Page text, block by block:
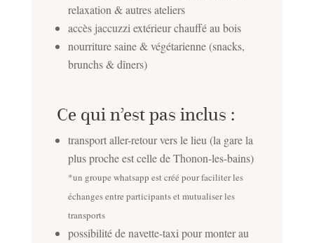
relaxation & autres ateliers
accès jaccuzzi extérieur chauffé au bois
nourriture saine & végétarienne (snacks,
brunchs & dîners)
Ce qui n’est pas inclus :
transport aller-retour vers le lieu (la gare la
plus proche est celle de Thonon-les-bains)
*un groupe whatsapp est créé pour faciliter les
échanges entre participants et mutualiser les
transports
possibilité de navette-taxi pour monter au